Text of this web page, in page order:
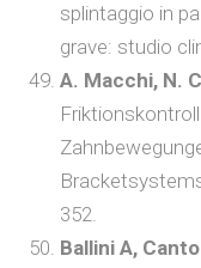
splintaggio in
grave: studio
A. Macchi, N.
352.
Ballini A,